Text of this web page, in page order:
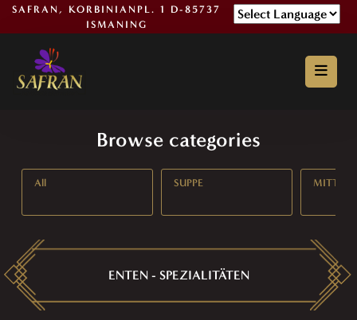
SAFRAN, KORBINIANPL. 1 D-85737
ISMANING
Powered by
Browse categories
All SUPPE
ENTEN - SPEZIALITÄTEN